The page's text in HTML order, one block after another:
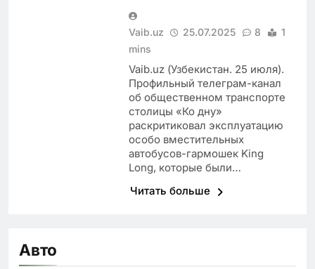
Vaib.uz 25.07.2025 8
1
mins
Vaib.uz (Узбекистан. 25 июля).
Профильный телеграм-канал
об общественном транспорте
столицы «Ко дну»
раскритиковал эксплуатацию
особо вместительных
автобусов-гармошек King
Long, которые были…
Читать больше
Авто